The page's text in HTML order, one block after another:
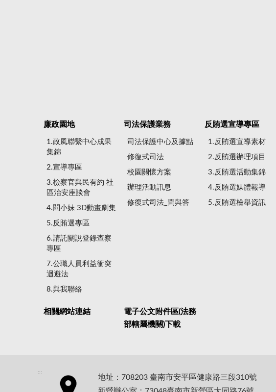
廉政園地
1.政風聯繫中心成果
集錦
2.宣導專區
3.檢察官與民有約 社
區治安座談會
4.閻小妹 3D動畫劇集
5.反賄選專區
6.請託關說登錄查察
專區
7.公職人員利益衝突
迴避法
8.與我聯絡
司法保護業務
司法保護中心及據點
修復式司法
校園關懷方案
辦理活動訊息
修復式司法_問與答
反賄選宣導專區
1.反賄選宣導素材
2.反賄選辦理項目
3.反賄選活動集錦
4.反賄選媒體報導
5.反賄選檢舉資訊
相關網站連結
電子公文附件區(法務
部轄屬機關)下載
:::
地址：708203 臺南市安平區健康路三段310號